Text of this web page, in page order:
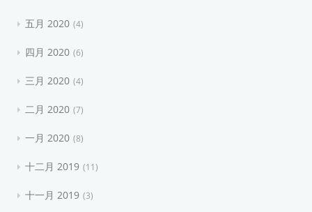
五月 2020 4
四月 2020 6
三月 2020 4
二月 2020 7
一月 2020 8
十二月 2019 11
十一月 2019 3